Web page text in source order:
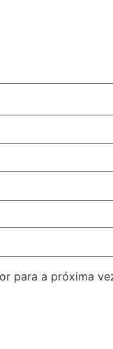
para a próxima